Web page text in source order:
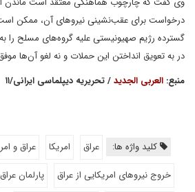
درخواست برای عقب‌نشینی نیروهای آن، ممکن
گسترده رژیم صهیونیستی علیه گروه‌های مسلح را به
در به تعویق انداختن این حملات و نه لغو آن‌ها
منبع: العربی الجدید/ تحریریه دیپلماسی ایرانی/۱۱
کلید واژه ها: عراق امریکا
عراق و
خروج نیروهای امریکایی از عراق
پارلمان عراق